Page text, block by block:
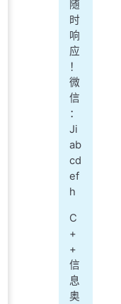
随
时
响
应
！
微
信
：
Ji
ab
cd
ef
h
C
+
+
信
息
奥